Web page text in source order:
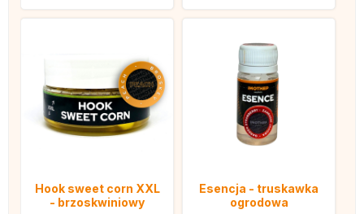
Hook sweet corn XXL
- brzoskwiniowy
Esencja - truskawka
ogrodowa